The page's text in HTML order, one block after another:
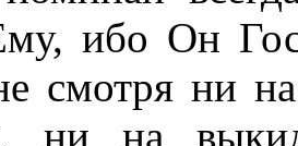
ибо Он
смотря ни
ни на